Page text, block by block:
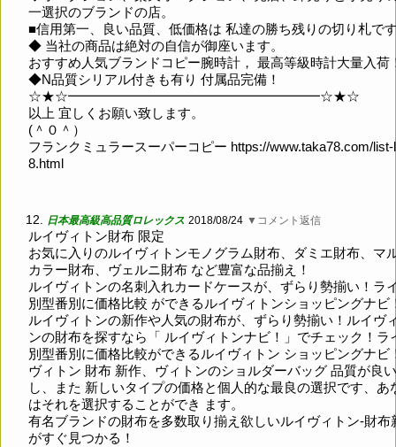
一選択のブランドの店。
■信用第一、良い品質、低価格は 私達の勝ち残りの切り札で
◆ 当社の商品は絶対の自信が御座います。
おすすめ人気ブランドコピー腕時計， 最高等級時計大量入荷
◆N品質シリアル付きも有り 付属品完備！
☆★☆━━━━━━━━━━━━━━━━━━━☆★☆
以上 宜しくお願い致します。
(＾０＾）
フランクミュラースーパーコピー https://www.taka78.com/list-
8.html
12. 日本最高級高品質ロレックス 2018/08/24 ▼コメント返信
ルイヴィトン財布 限定
お気に入りのルイヴィトンモノグラム財布、ダミエ財布、マ
カラー財布、ヴェルニ財布 など豊富な品揃え！
ルイヴィトンの名刺入れカードケースが、ずらり勢揃い！ラ
別型番別に価格比較 ができるルイヴィトンショッピングナビ
ルイヴィトンの新作や人気の財布が、ずらり勢揃い！ルイヴ
ンの財布を探すなら「 ルイヴィトンナビ！」でチェック！ラ
別型番別に価格比較ができるルイヴィトン ショッピングナビ
ヴィトン 財布 新作、ヴィトンのショルダーバッグ 品質が良い
し、また 新しいタイプの価格と個人的な最良の選択です、あ
はそれを選択することができ ます。
有名ブランドの財布を多数取り揃え欲しいルイヴィトン-財布
がすぐ見つかる！